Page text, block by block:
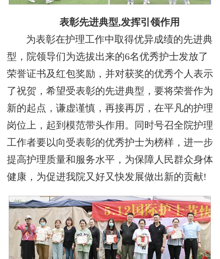
表彰先进典型,发挥引领作用
为表彰在护理工作中取得优异成绩的先进典
型，院领导们为选拔出来的6名优秀护士发放了
荣誉证书及红包奖励，并对获奖的优秀个人表示
了祝贺，希望受表彰的先进典型，要将荣誉作为
新的起点，谦虚谨慎，再接再厉，在平凡的护理
岗位上，起到模范带头作用。同时号召全院护理
工作者要以向受表彰的优秀护士为榜样，进一步
提高护理质量和服务水平，为保障人民群众身体
健康，为促进我院又好又快发展做出新的贡献!